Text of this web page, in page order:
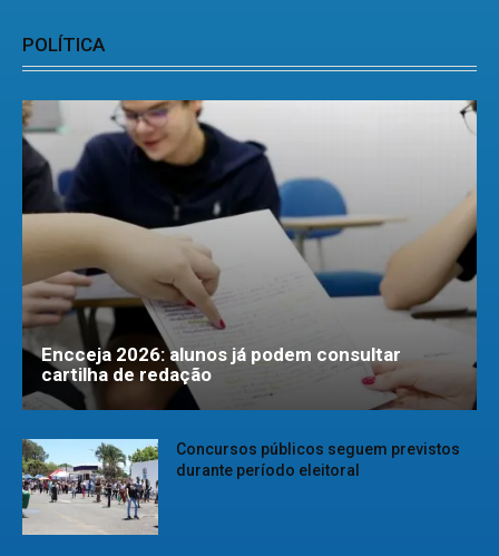
POLÍTICA
Encceja 2026: alunos já podem consultar
cartilha de redação
Concursos públicos seguem previstos
durante período eleitoral